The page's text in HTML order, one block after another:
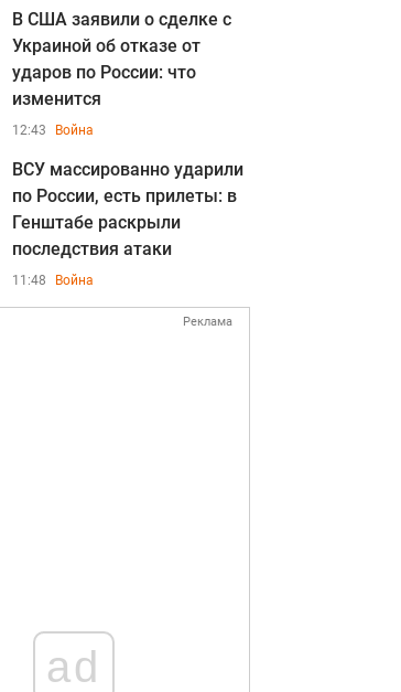
В США заявили о сделке с
Украиной об отказе от
ударов по России: что
изменится
12:43 Война
ВСУ массированно ударили
по России, есть прилеты: в
Генштабе раскрыли
последствия атаки
11:48 Война
Реклама
ad